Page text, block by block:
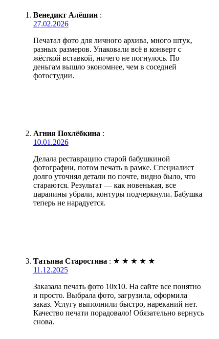
Венедикт Алёшин :
27.02.2026
Печатал фото для личного архива, много штук,
разных размеров. Упаковали всё в конверт с
жёсткой вставкой, ничего не погнулось. По
деньгам вышло экономнее, чем в соседней
фотостудии.
Агния Похлёбкина :
10.01.2026
Делала реставрацию старой бабушкиной
фотографии, потом печать в рамке. Специалист
долго уточнял детали по почте, видно было, что
стараются. Результат — как новенькая, все
царапины убрали, контуры подчеркнули. Бабушка
теперь не нарадуется.
Татьяна Старостина : ★ ★ ★ ★ ★
11.12.2025
Заказала печать фото 10х10. На сайте все понятно
и просто. Выбрала фото, загрузила, оформила
заказ. Услугу выполнили быстро, нареканий нет.
Качество печати порадовало! Обязательно вернусь
снова.